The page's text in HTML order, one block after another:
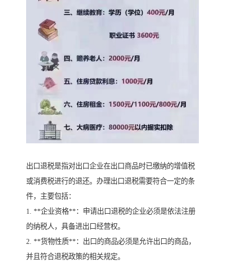
出口退税是指对出口企业在出口商品时已缴纳的增值税
或消费税进行的退还。办理出口退税需要符合一定的条
件，主要包括：
1. **企业资格**：申请出口退税的企业必须是依法注册
的纳税人，具备进出口经营权。
2. **货物性质**：出口的商品必须是允许出口的商品，
并且符合退税政策的相关规定。